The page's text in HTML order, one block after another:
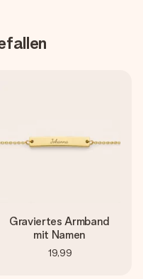
Graviertes Armband
mit Namen
19,99